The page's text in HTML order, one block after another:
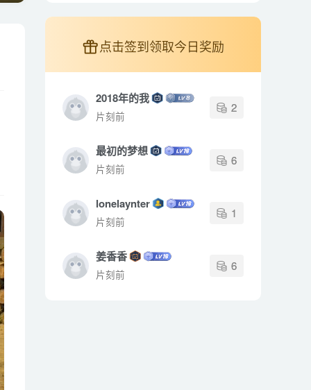
点击签到领取今日奖励
2018年的我
片刻前
2
最初的梦想
片刻前
6
lonelaynter
片刻前
1
姜香香
片刻前
6